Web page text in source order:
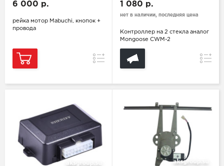
6 000 р.
рейка мотор Mabuchi, кнопок +
провода
Сравнение
1 080 р.
нет в наличии, последняя цена
Контроллер на 2 стекла аналог
Mongoose СWM-2